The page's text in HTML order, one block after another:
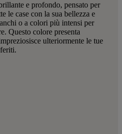
e profondo, pensato per
le case con la sua bellezza e
o a colori più intensi per
Questo colore presenta
ulteriormente le tue